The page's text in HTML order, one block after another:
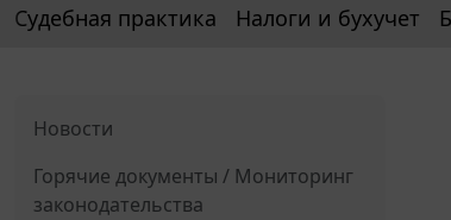
Судебная практика Налоги и бухучет
Новости
Горячие документы / Мониторинг
законодательства